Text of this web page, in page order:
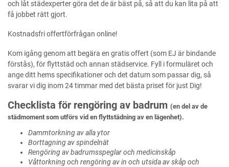
och låt städexperter göra det de är bäst på, så att du kan lita på att
få jobbet rätt gjort.
Kostnadsfri offertförfrågan online!
Kom igång genom att begära en gratis offert (som EJ är bindande
förstås), för flyttstäd och annan städservice. Fyll i formuläret och
ange ditt hems specifikationer och det datum som passar dig, så
svarar vi dig inom 24 timmar med det bästa priset för just Dig!
Checklista för rengöring av badrum (en del av de
städmoment som utförs vid en flyttstädning av en lägenhet).
Dammtorkning av alla ytor
Borttagning av spindelnät
Rengöring av badrumsspeglar och medicinskåp
Våttorkning och rengöring av in och utsida av skåp och